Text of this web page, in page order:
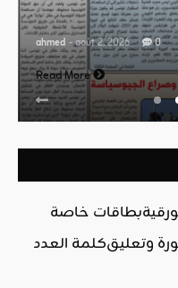
ahmed - août 2, 2026 0
Read More
بطاقات خاصة
وتعليقكلمة العدد